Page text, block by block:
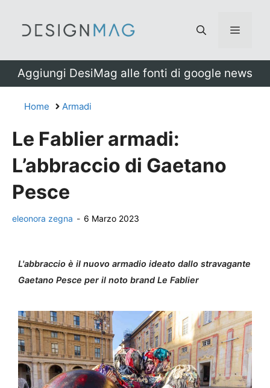
Menu
Aggiungi DesiMag alle fonti di google news
Home Armadi
Le Fablier armadi:
L’abbraccio di Gaetano
Pesce
eleonora zegna - 6 Marzo 2023
L'abbraccio è il nuovo armadio ideato dallo stravagante
Gaetano Pesce per il noto brand Le Fablier